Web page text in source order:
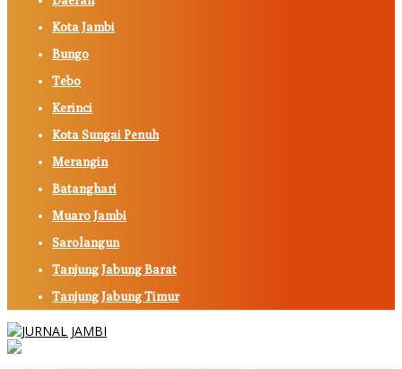
Kota Jambi
Bungo
Tebo
Kerinci
Kota Sungai Penuh
Merangin
Batanghari
Muaro Jambi
Sarolangun
Tanjung Jabung Barat
Tanjung Jabung Timur